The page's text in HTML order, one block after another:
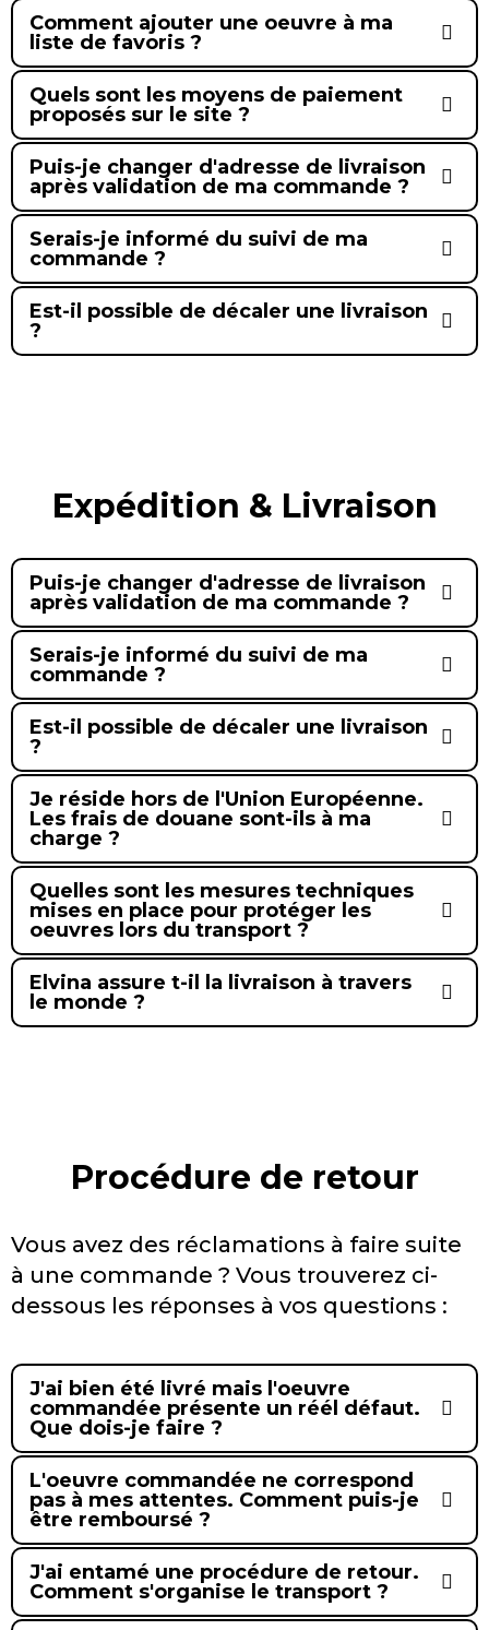
Comment ajouter une oeuvre à ma
liste de favoris ?
Quels sont les moyens de paiement
proposés sur le site ?
Puis-je changer d'adresse de livraison
après validation de ma commande ?
Serais-je informé du suivi de ma
commande ?
Est-il possible de décaler une livraison
?
Expédition & Livraison
Puis-je changer d'adresse de livraison
après validation de ma commande ?
Serais-je informé du suivi de ma
commande ?
Est-il possible de décaler une livraison
?
Je réside hors de l'Union Européenne.
Les frais de douane sont-ils à ma
charge ?
Quelles sont les mesures techniques
mises en place pour protéger les
oeuvres lors du transport ?
Elvina assure t-il la livraison à travers
le monde ?
Procédure de retour
Vous avez des réclamations à faire suite
à une commande ? Vous trouverez ci-
dessous les réponses à vos questions :
J'ai bien été livré mais l'oeuvre
commandée présente un réél défaut.
Que dois-je faire ?
L'oeuvre commandée ne correspond
pas à mes attentes. Comment puis-je
être remboursé ?
J'ai entamé une procédure de retour.
Comment s'organise le transport ?